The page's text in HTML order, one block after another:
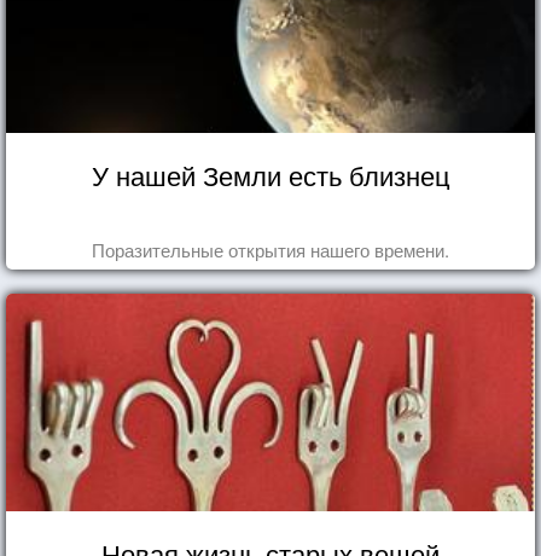
У нашей Земли есть близнец
Поразительные открытия нашего времени.